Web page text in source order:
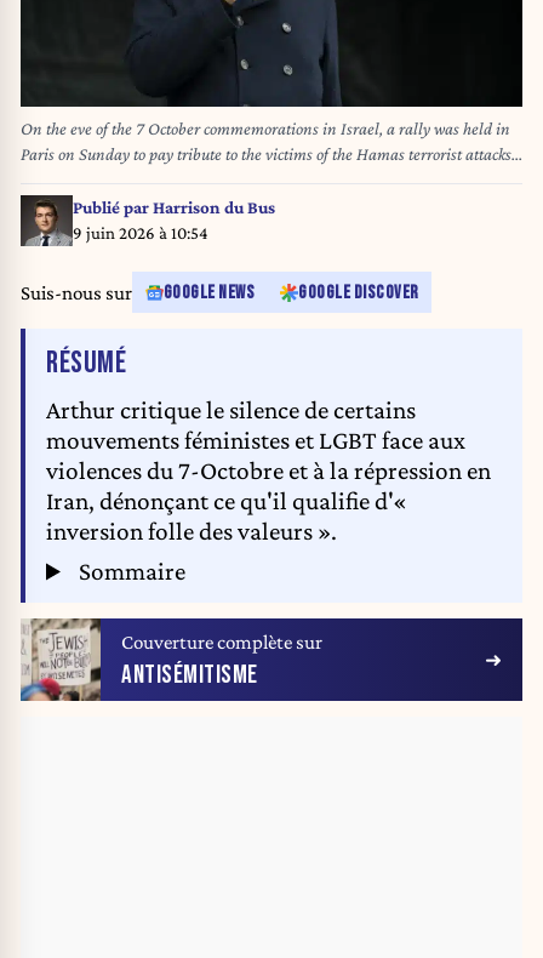
On the eve of the 7 October commemorations in Israel, a rally was held in
Paris on Sunday to pay tribute to the victims of the Hamas terrorist attacks
a year ago. French television presenter and producer Arthur speaks on
stage, in Paris, the 6 october 2024. A la veille des commemorations du 7
octobre en Israel, un rassemblement s est tenu ce dimanche a Paris en
animateur et producteur de television francais Arthur s exprime sur scene,
a Paris, le 6 octobre 2024.
Publié parHarrison du Bus
9 juin 2026 à 10:54
Suis-nous sur GOOGLE NEWS GOOGLE DISCOVER
RÉSUMÉDE L'ARTICLE
Arthur critique le silence de certains
mouvements féministes et LGBT face aux
violences du 7-Octobre et à la répression en
Iran, dénonçant ce qu'il qualifie d'«
inversion folle des valeurs ».
Sommaire
Couverture complète sur
ANTISÉMITISME